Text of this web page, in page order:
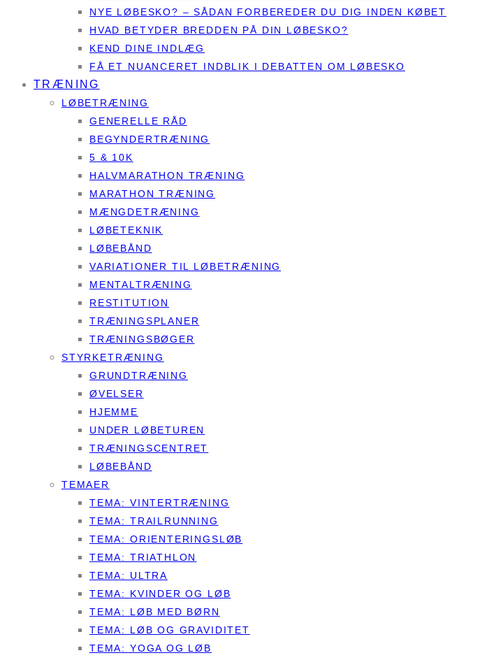
NYE LØBESKO? – SÅDAN FORBEREDER DU DIG INDEN KØBET
HVAD BETYDER BREDDEN PÅ DIN LØBESKO?
KEND DINE INDLÆG
FÅ ET NUANCERET INDBLIK I DEBATTEN OM LØBESKO
TRÆNING
LØBETRÆNING
GENERELLE RÅD
BEGYNDERTRÆNING
5 & 10K
HALVMARATHON TRÆNING
MARATHON TRÆNING
MÆNGDETRÆNING
LØBETEKNIK
LØBEBÅND
VARIATIONER TIL LØBETRÆNING
MENTALTRÆNING
RESTITUTION
TRÆNINGSPLANER
TRÆNINGSBØGER
STYRKETRÆNING
GRUNDTRÆNING
ØVELSER
HJEMME
UNDER LØBETUREN
TRÆNINGSCENTRET
LØBEBÅND
TEMAER
TEMA: VINTERTRÆNING
TEMA: TRAILRUNNING
TEMA: ORIENTERINGSLØB
TEMA: TRIATHLON
TEMA: ULTRA
TEMA: KVINDER OG LØB
TEMA: LØB MED BØRN
TEMA: LØB OG GRAVIDITET
TEMA: YOGA OG LØB